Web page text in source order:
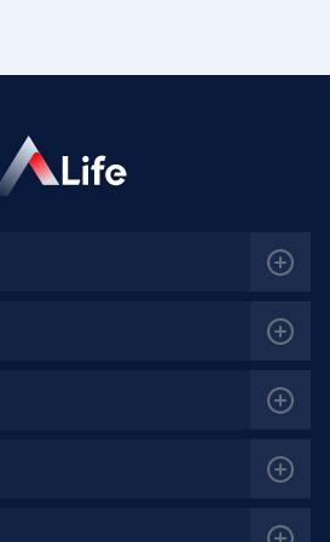
testi nerede yapılır?